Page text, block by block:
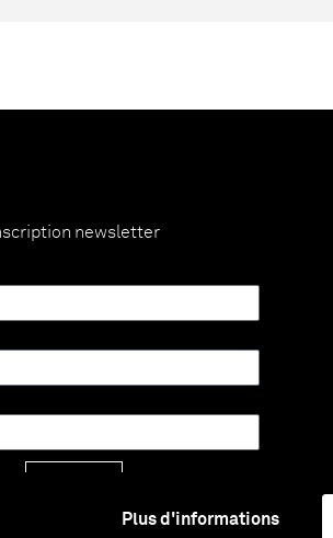
Plus d'informations
newsletter